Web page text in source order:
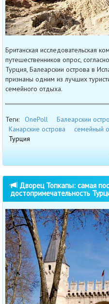
Британская исследовательская
путешественников опрос,
Турция, Балеарскии острова в
признаны одним из лучших
семейного отдыха.
Теги: OnePoll Балеарскии
Канарские острова
семейный
Турция
Дворец Топкапы: самая
достопримечательность